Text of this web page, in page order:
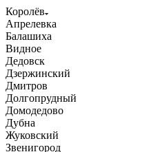
Королёв
Апрелевка
Балашиха
Видное
Дедовск
Дзержинский
Дмитров
Долгопрудный
Домодедово
Дубна
Жуковский
Звенигород